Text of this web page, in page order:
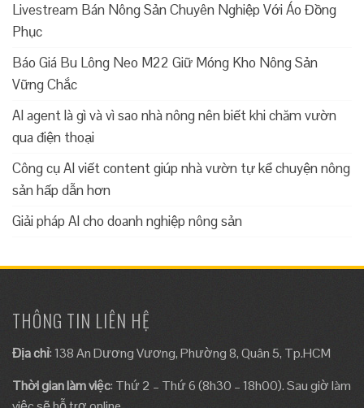
Livestream Bán Nông Sản Chuyên Nghiệp Với Áo Đồng
Phục
Báo Giá Bu Lông Neo M22 Giữ Móng Kho Nông Sản
Vững Chắc
AI agent là gì và vì sao nhà nông nên biết khi chăm vườn
qua điện thoại
Công cụ AI viết content giúp nhà vườn tự kể chuyện nông
sản hấp dẫn hơn
Giải pháp AI cho doanh nghiệp nông sản
THÔNG TIN LIÊN HỆ
Địa chỉ: 138 An Dương Vương, Phường 8, Quân 5, Tp.HCM
Thời gian làm việc: Thứ 2 – Thứ 6 (8h30 – 18h00). Sau giờ làm